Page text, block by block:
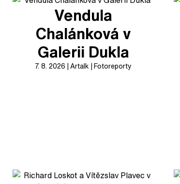
Vendula
Chalánková v
Galerii Dukla
7. 8. 2026 Artalk Fotoreporty